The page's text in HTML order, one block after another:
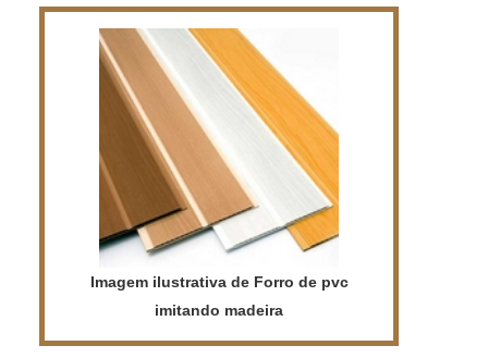
Imagem ilustrativa de Forro de pvc
imitando madeira